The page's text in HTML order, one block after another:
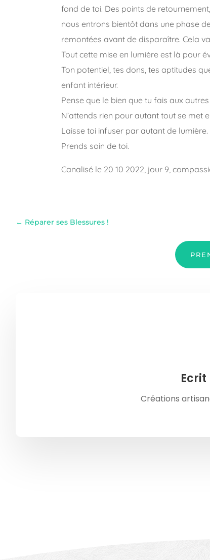
fond de toi. Des points de
nous entrons bientôt dans une phase
remontées avant de disparaître. Cela
Tout cette mise en lumière est là pour
Ton potentiel, tes dons, tes aptitudes
enfant intérieur.
Pense que le bien que tu fais aux
N’attends rien pour autant tout se met
Laisse toi infuser par autant de lumière.
Prends soin de toi.
Canalisé le 20 10 2022, jour 9,
← Réparer ses Blessures !
Créations